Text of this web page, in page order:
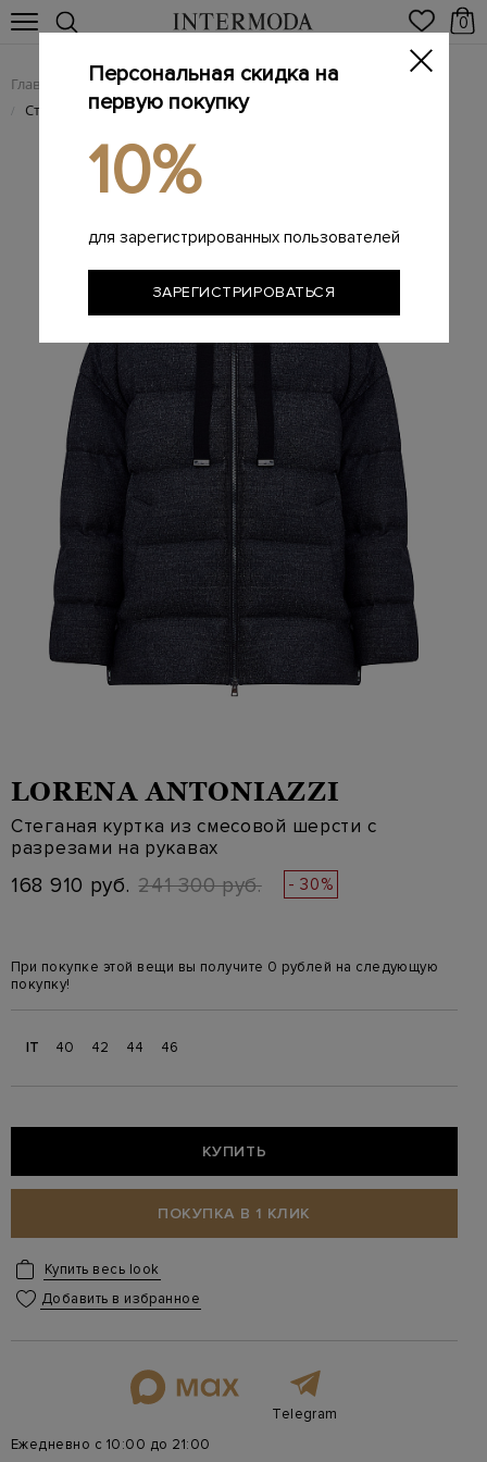
0
Главная Женщинам / Женская одежда / Женские куртки
/ Стеганая куртка из смесовой шерсти с разрезами на рукавах
LORENA ANTONIAZZI
Стеганая куртка из смесовой шерсти с
разрезами на рукавах
168 910 руб. 241 300 руб. - 30%
При покупке этой вещи вы получите 0 рублей на следующую
покупку!
IT 40 42 44 46
КУПИТЬ
ПОКУПКА В 1 КЛИК
Купить весь look
Добавить в избранное
Telegram
Ежедневно с 10:00 до 21:00
Персональная скидка на
первую покупку
10%
для зарегистрированных пользователей
ЗАРЕГИСТРИРОВАТЬСЯ